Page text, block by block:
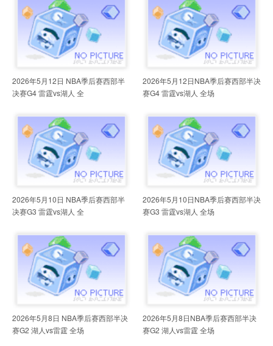
2026年5月12日 NBA季后赛西部半
决赛G4 雷霆vs湖人 全
2026年5月12日NBA季后赛西部半决
赛G4 雷霆vs湖人 全场
2026年5月10日 NBA季后赛西部半
决赛G3 雷霆vs湖人 全
2026年5月10日NBA季后赛西部半决
赛G3 雷霆vs湖人 全场
2026年5月8日 NBA季后赛西部半决
赛G2 湖人vs雷霆 全场
2026年5月8日NBA季后赛西部半决
赛G2 湖人vs雷霆 全场